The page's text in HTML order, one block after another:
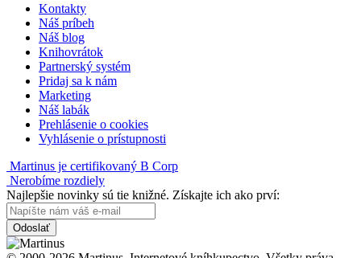
Kontakty
Náš príbeh
Náš blog
Knihovrátok
Partnerský systém
Pridaj sa k nám
Marketing
Náš labák
Prehlásenie o cookies
Vyhlásenie o prístupnosti
Martinus je certifikovaný B Corp
Nerobíme rozdiely
Najlepšie novinky sú tie knižné. Získajte ich ako prví:
Odoslať